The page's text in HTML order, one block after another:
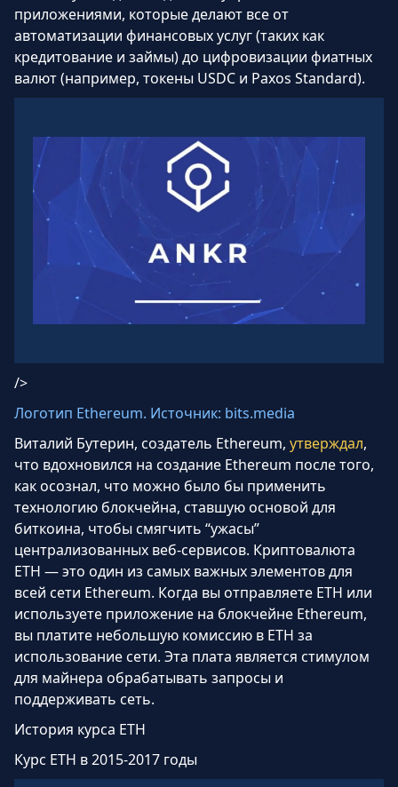
приложениями, которые делают все от
автоматизации финансовых услуг (таких как
кредитование и займы) до цифровизации фиатных
валют (например, токены USDC и Paxos Standard).
/>
Логотип Ethereum. Источник: bits.media
Виталий Бутерин, создатель Ethereum, утверждал,
что вдохновился на создание Ethereum после того,
как осознал, что можно было бы применить
технологию блокчейна, ставшую основой для
биткоина, чтобы смягчить “ужасы”
централизованных веб-сервисов. Криптовалюта
ETH — это один из самых важных элементов для
всей сети Ethereum. Когда вы отправляете ETH или
используете приложение на блокчейне Ethereum,
вы платите небольшую комиссию в ETH за
использование сети. Эта плата является стимулом
для майнера обрабатывать запросы и
поддерживать сеть.
История курса ETH
Курс ETH в 2015-2017 годы